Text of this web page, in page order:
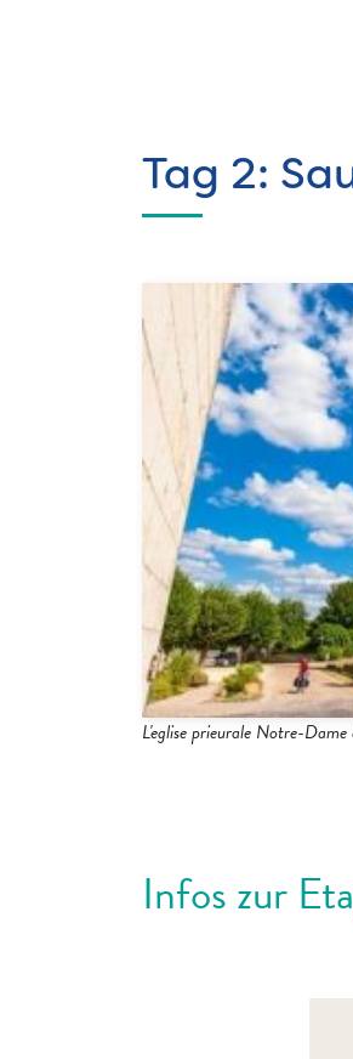
Tag 2:
L'eglise prieurale Notre-
Infos zur